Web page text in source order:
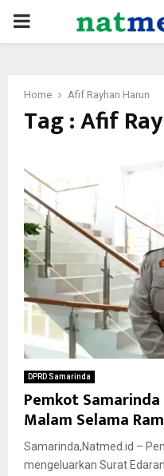
PRIMARY
Home Afif Rayhan Harun
Tag : Afif
DPRD Samarinda
Pemkot
Malam Selama
Samarinda,Natmed.id –
mengeluarkan Surat